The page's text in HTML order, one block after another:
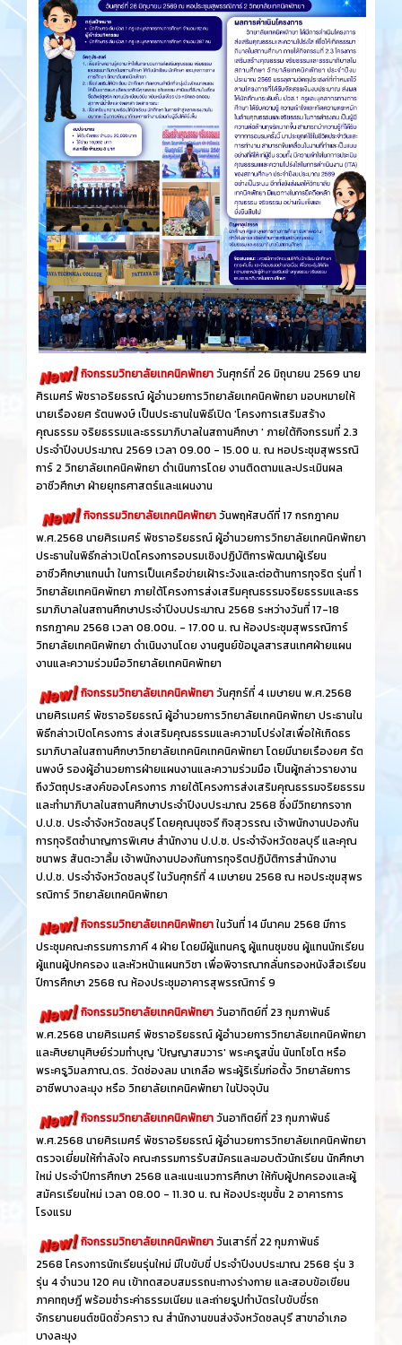
กิจกรรมวิทยาลัยเทคนิคพัทยาวันศุกร์​ที่ 26 ​มิถุนายน​ 2569 นาย
ศิรเมศร์ พัชราอริยธรณ์ ผู้อำนวยการวิทยาลัยเทคนิคพัทยา มอบหมายให้
นายเรืองยศ รัตนพงษ์ เป็นประธานในพิธีเปิด 'โครงการเสริมสร้าง
คุณธรรม จริยธรรมและธรรมาภิบาลในสถานศึกษา ' ภายใต้กิจกรรมที่ 2.3
ประจำปีงบประมาณ 2569 เวลา 09.00 - 15.00 น. ณ หอประชุมสุพรรณิ
การ์ 2 วิทยาลัยเทคนิคพัทยา ดำเนินการโดย งานติดตามและประเมินผล
อาชีวศึกษา ฝ่ายยุทธศาสตร์และแผนงาน
กิจกรรมวิทยาลัยเทคนิคพัทยาวันพฤหัสบดีที่ 17 กรกฎาคม
พ.ศ.2568 นายศิรเมศร์ พัชราอริยธรณ์ ผู้อำนวยการวิทยาลัยเทคนิคพัทยา
ประธานในพิธีกล่าวเปิดโครงการอบรมเชิงปฏิบัติการพัฒนาผู้เรียน
อาชีวศึกษาแกนนำ ในการเป็นเครือข่ายเฝ้าระวังและต่อต้านการทุจริต รุ่นที่ 1
วิทยาลัยเทคนิคพัทยา ภายใต้โครงการส่งเสริมคุณธรรมจริยธรรมและธร
รมาภิบาลในสถานศึกษาประจำปีงบประมาณ 2568 ระหว่างวันที่ 17-18
กรกฎาคม 2568 เวลา 08.00น. - 17.00 น. ณ ห้องประชุมสุพรรณิการ์
วิทยาลัยเทคนิคพัทยา ดำเนินงานโดย งานศูนย์ข้อมูลสารสนเทศฝ่ายแผน
งานและความร่วมมือวิทยาลัยเทคนิคพัทยา
กิจกรรมวิทยาลัยเทคนิคพัทยาวันศุกร์ที่ 4 เมษายน พ.ศ.2568
นายศิรเมศร์ พัชราอริยธรณ์ ผู้อำนวยการวิทยาลัยเทคนิคพัทยา ประธานใน
พิธีกล่าวเปิดโครงการ ส่งเสริมคุณธรรมและความโปร่งใสเพื่อให้เกิดธร
รมาภิบาลในสถานศึกษาวิทยาลัยเทคนิคเทคนิคพัทยา โดยมีนายเรืองยศ รัต
นพงษ์ รองผู้อำนวยการฝ่ายแผนงานและความร่วมมือ เป็นผู้กล่าวรายงาน
ถึงวัตถุประสงค์ของโครงการ ภายใต้โครงการส่งเสริมคุณธรรมจริยธรรม
และทำมาภิบาลในสถานศึกษาประจำปีงบประมาณ 2568 ซึ่งมีวิทยากรจาก
ป.ป.ช. ประจำจังหวัดชลบุรี โดยคุณนุชจรี กิจสุวรรณ เจ้าพนักงานปองกัน
การทุจริตชำนาญการพิเศษ สำนักงาน ป.ป.ช. ประจำจังหวัดชลบุรี และคุณ
ชนาพร สันตะวาลิ้ม เจ้าพนักงานปองกันการทุจริตปฏิบัติการสำนักงาน
ป.ป.ช. ประจำจังหวัดชลบุรี ในวันศุกร์ที่ 4 เมษายน 2568 ณ หอประชุมสุพร
รณิการ์ วิทยาลัยเทคนิคพัทยา
กิจกรรมวิทยาลัยเทคนิคพัทยาในวันที่ 14 มีนาคม 2568 มีการ
ประชุมคณะกรรมการภาคี 4 ฝ่าย โดยมีผู้แทนครู ผู้แทนชุมชน ผู้แทนนักเรียน
ผู้แทนผู้ปกครอง และหัวหน้าแผนกวิชา เพื่อพิจารณากลั่นกรองหนังสือเรียน
ปีการศึกษา 2568 ณ ห้องประชุมอาคารสุพรรณิการ์ 9
กิจกรรมวิทยาลัยเทคนิคพัทยาวันอาทิตย์ที่ 23 กุมภาพันธ์
พ.ศ.2568 นายศิรเมศร์ พัชราอริยธรณ์ ผู้อำนวยการวิทยาลัยเทคนิคพัทยา
และศิษยานุศิษย์ร่วมทำบุญ 'ปัญญาสมวาร' พระครูสนั่น นันทโชโต หรือ
พระครูวิมลภาณ,ดร. วัดช่องลม นาเกลือ พระผู้ริเริ่มก่อตั้ง วิทยาลัยการ
อาชีพบางละมุง หรือ วิทยาลัยเทคนิคพัทยา ในปัจจุบัน
กิจกรรมวิทยาลัยเทคนิคพัทยาวันอาทิตย์ที่ 23 กุมภาพันธ์
พ.ศ.2568 นายศิรเมศร์ พัชราอริยธรณ์ ผู้อำนวยการวิทยาลัยเทคนิคพัทยา
ตรวจเยี่ยมให้กำลังใจ คณะกรรมการรับสมัครและมอบตัวนักเรียน นักศึกษา
ใหม่ ประจำปีการศึกษา 2568 และแนะแนวการศึกษา ให้กับผู้ปกครองและผู้
สมัครเรียนใหม่ เวลา 08.00 - 11.30 น. ณ ห้องประชุมชั้น 2 อาคารการ
โรงแรม
กิจกรรมวิทยาลัยเทคนิคพัทยาวันเสาร์ที่ 22 กุมภาพันธ์
2568 โครงการนักเรียนรุ่นใหม่ มีใบขับขี่ ประจำปีงบประมาณ 2568 รุ่น 3
รุ่น 4 จำนวน 120 คน เข้าทดสอบสมรรถนะทางร่างกาย และสอบข้อเขียน
ภาคทฤษฎี พร้อมชำระค่าธรรมเนียม และถ่ายรูปทำบัตรใบขับขี่รถ
จักรยานยนต์ชนิดชั่วคราว ณ สำนักงานขนส่งจังหวัดชลบุรี สาขาอำเภอ
บางละมุง